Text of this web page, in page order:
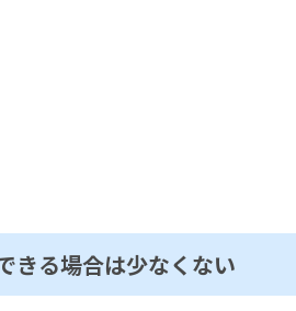
きる場合は少なくない